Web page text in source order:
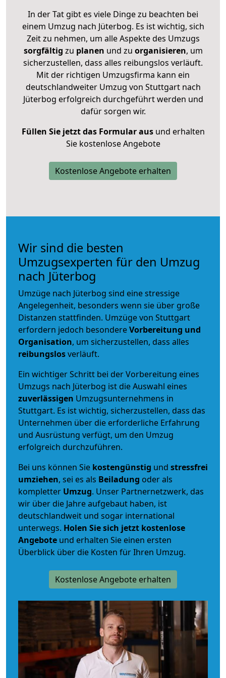
In der Tat gibt es viele Dinge zu beachten bei
einem Umzug nach Jüterbog. Es ist wichtig, sich
Zeit zu nehmen, um alle Aspekte des Umzugs
sorgfältig zu planen und zu organisieren, um
sicherzustellen, dass alles reibungslos verläuft.
Mit der richtigen Umzugsfirma kann ein
deutschlandweiter Umzug von Stuttgart nach
Jüterbog erfolgreich durchgeführt werden und
dafür sorgen wir.
Füllen Sie jetzt das Formular ausund erhalten
Sie kostenlose Angebote
Kostenlose Angebote erhalten
Wir sind die besten
Umzugsexperten für den Umzug
nach Jüterbog
Umzüge nach Jüterbog sind eine stressige
Angelegenheit, besonders wenn sie über große
Distanzen stattfinden. Umzüge von Stuttgart
erfordern jedoch besondereVorbereitung und
Organisation, um sicherzustellen, dass alles
reibungslosverläuft.
Ein wichtiger Schritt bei der Vorbereitung eines
Umzugs nach Jüterbog ist die Auswahl eines
zuverlässigen Umzugsunternehmens in
Stuttgart. Es ist wichtig, sicherzustellen, dass das
Unternehmen über die erforderliche Erfahrung
und Ausrüstung verfügt, um den Umzug
erfolgreich durchzuführen.
Bei uns können Sie kostengünstig und stressfrei
umziehen, sei es als Beiladung oder als
kompletter Umzug. Unser Partnernetzwerk, das
wir über die Jahre aufgebaut haben, ist
deutschlandweit und sogar international
unterwegs. Holen Sie sich jetzt kostenlose
Angebote und erhalten Sie einen ersten
Überblick über die Kosten für Ihren Umzug.
Kostenlose Angebote erhalten